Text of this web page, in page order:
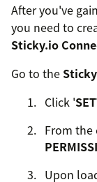
After you've
you need to
Sticky.io
Go to the
Click '
From
Upon